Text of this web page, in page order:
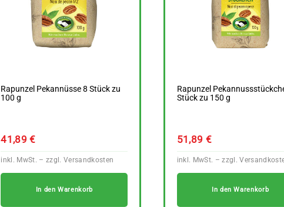
Rapunzel Pekannüsse 8 Stück zu
100 g
41,89€
In den Warenkorb
Rapunzel
Stück zu 150 g
51,89 €
In den Warenkorb